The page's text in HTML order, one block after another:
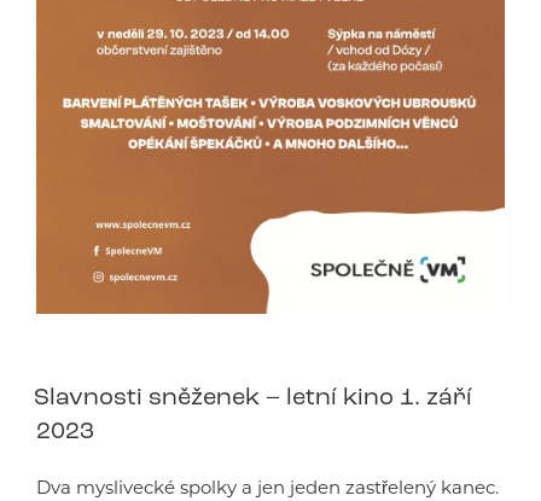
Slavnosti sněženek – letní kino 1. září
2023
Dva myslivecké spolky a jen jeden zastřelený kanec.